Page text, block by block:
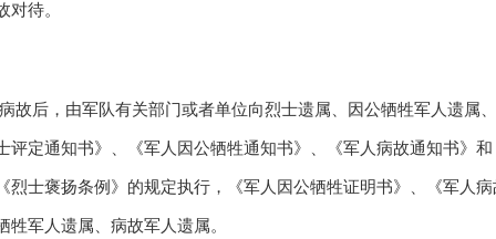
待。
故后，由军队有关部门或者单位向烈士遗属、因公牺牲军人遗属
定通知书》、《军人因公牺牲通知书》、《军人病故通知书》
士褒扬条例》的规定执行，《军人因公牺牲证明书》、《军人病
军人遗属、病故军人遗属。